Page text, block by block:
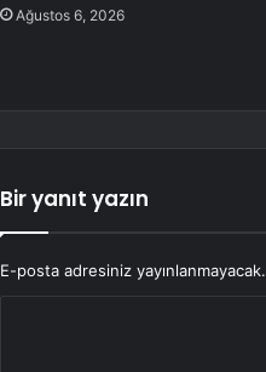
Ağustos 6, 2026
Bir yanıt yazın
E-posta adresiniz yayınlanmayacak.